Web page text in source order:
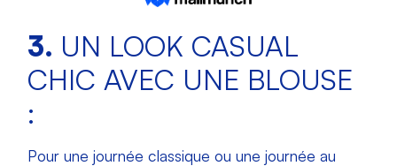
3. UN LOOK CASUAL
CHIC AVEC UNE BLOUSE
:
Pour une journée classique ou une journée au